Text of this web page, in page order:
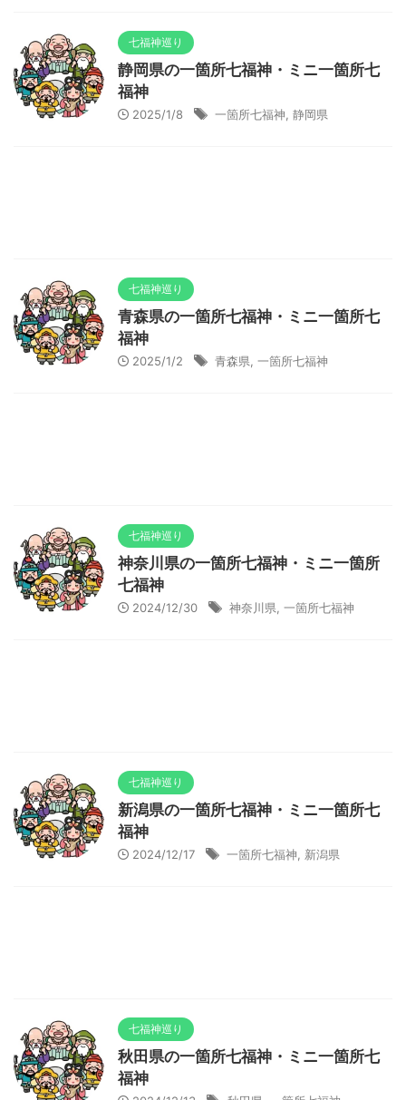
七福神巡り
静岡県の一箇所七福神・ミニ一箇所七
福神
2025/1/8 一箇所七福神 静岡県
七福神巡り
青森県の一箇所七福神・ミニ一箇所七
福神
2025/1/2 青森県 一箇所七福神
七福神巡り
神奈川県の一箇所七福神・ミニ一箇所
七福神
2024/12/30 神奈川県 一箇所七福神
七福神巡り
新潟県の一箇所七福神・ミニ一箇所七
福神
2024/12/17 一箇所七福神 新潟県
七福神巡り
秋田県の一箇所七福神・ミニ一箇所七
福神